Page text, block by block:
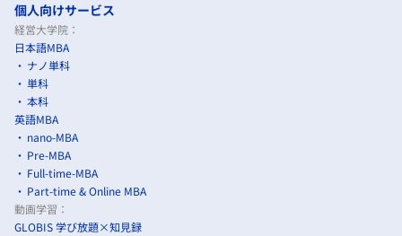
個人向けサービス
経営大学院：
日本語MBA
ナノ単科
単科
本科
英語MBA
nano-MBA
Pre-MBA
Full-time-MBA
Part-time & Online MBA
動画学習：
GLOBIS 学び放題×知見録